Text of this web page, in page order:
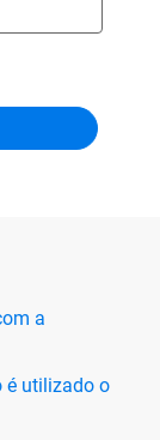
a
é utilizado o